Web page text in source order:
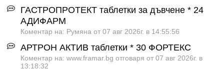
ГАСТРОПРОТЕКТ таблетки за дъвчене * 24
АДИФАРМ
Коментар на: Румяна от 07 авг 2026г. в 14:55:56
АРТРОН АКТИВ таблетки * 30 ФОРТЕКС
Коментар на: www.framar.bg отговаря от 07 авг 2026г. в
13:18:32